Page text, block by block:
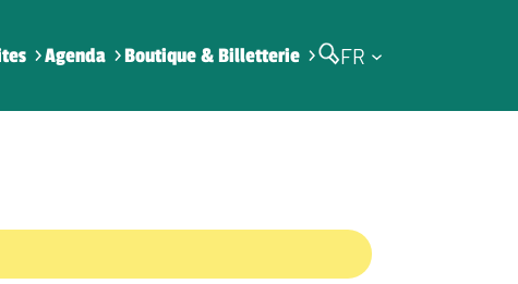
Agenda Boutique & Billetterie FR